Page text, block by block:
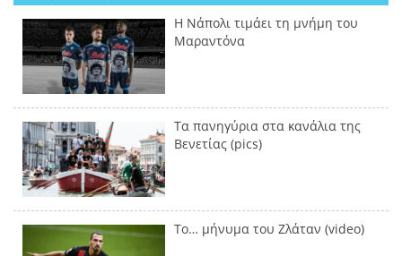
Η Νάπολι τιμάει τη μνήμη του
Μαραντόνα
Τα πανηγύρια στα κανάλια της
Βενετίας (pics)
Το… μήνυμα του Ζλάταν (video)